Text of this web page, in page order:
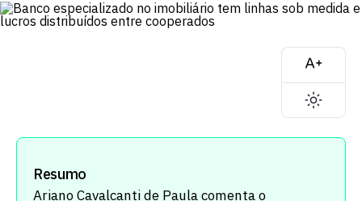
Resumo
Ariano Cavalcanti de Paula comenta o